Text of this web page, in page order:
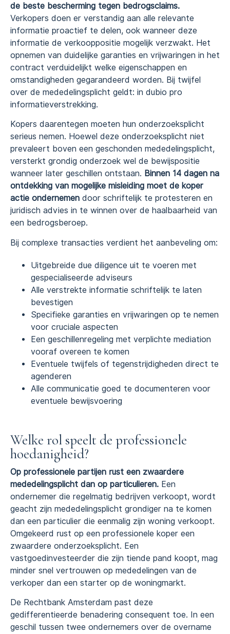
de beste bescherming tegen bedrogsclaims.
Verkopers doen er verstandig aan alle relevante
informatie proactief te delen, ook wanneer deze
informatie de verkooppositie mogelijk verzwakt. Het
opnemen van duidelijke garanties en vrijwaringen in het
contract verduidelijkt welke eigenschappen en
omstandigheden gegarandeerd worden. Bij twijfel
over de mededelingsplicht geldt: in dubio pro
informatieverstrekking.
Kopers daarentegen moeten hun onderzoeksplicht
serieus nemen. Hoewel deze onderzoeksplicht niet
prevaleert boven een geschonden mededelingsplicht,
versterkt grondig onderzoek wel de bewijspositie
wanneer later geschillen ontstaan. Binnen 14 dagen na
ontdekking van mogelijke misleiding moet de koper
actie ondernemen door schriftelijk te protesteren en
juridisch advies in te winnen over de haalbaarheid van
een bedrogsberoep.
Bij complexe transacties verdient het aanbeveling om:
Uitgebreide due diligence uit te voeren met
gespecialiseerde adviseurs
Alle verstrekte informatie schriftelijk te laten
bevestigen
Specifieke garanties en vrijwaringen op te nemen
voor cruciale aspecten
Een geschillenregeling met verplichte mediation
vooraf overeen te komen
Eventuele twijfels of tegenstrijdigheden direct te
agenderen
Alle communicatie goed te documenteren voor
eventuele bewijsvoering
Welke rol speelt de professionele
hoedanigheid?
Op professionele partijen rust een zwaardere
mededelingsplicht dan op particulieren. Een
ondernemer die regelmatig bedrijven verkoopt, wordt
geacht zijn mededelingsplicht grondiger na te komen
dan een particulier die eenmalig zijn woning verkoopt.
Omgekeerd rust op een professionele koper een
zwaardere onderzoeksplicht. Een
vastgoedinvesteerder die zijn tiende pand koopt, mag
minder snel vertrouwen op mededelingen van de
verkoper dan een starter op de woningmarkt.
De Rechtbank Amsterdam past deze
gedifferentieerde benadering consequent toe. In een
geschil tussen twee ondernemers over de overname